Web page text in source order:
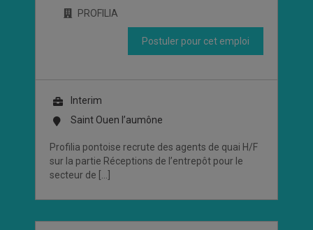
PROFILIA
Postuler pour cet emploi
Interim
Saint Ouen l’aumône
Profilia pontoise recrute des agents de quai H/F
sur la partie Réceptions de l’entrepôt pour le
secteur de […]